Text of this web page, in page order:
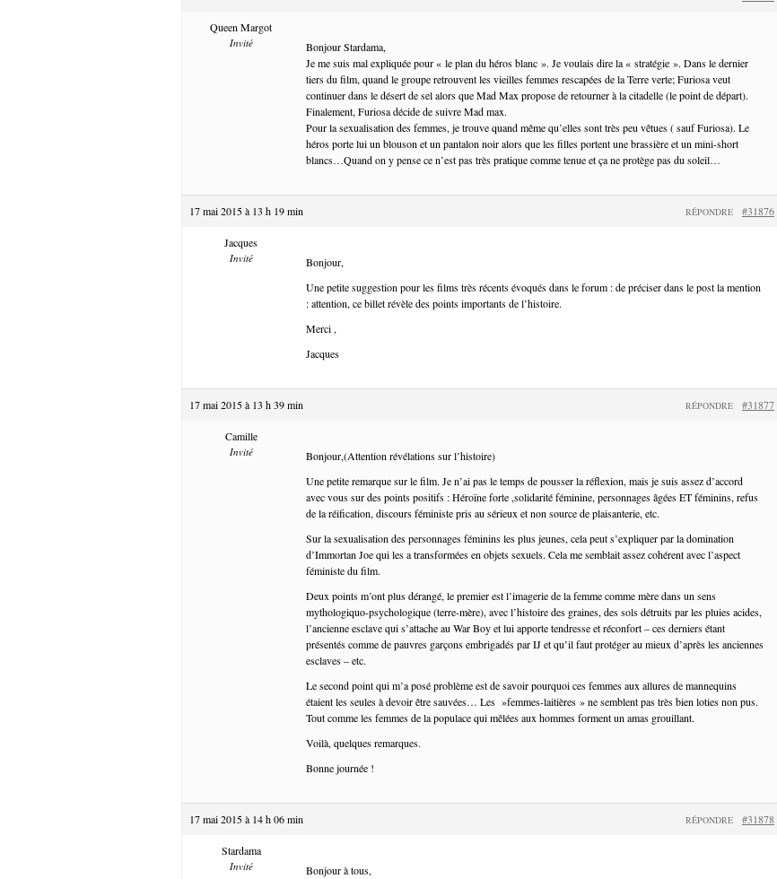
Queen Margot
Invité
Bonjour Stardama,
Je me suis mal expliquée pour « le plan du héros blanc ». Je voulais dire la « stratégie ». Dans le dernier
tiers du film, quand le groupe retrouvent les vieilles femmes rescapées de la Terre verte; Furiosa veut
continuer dans le désert de sel alors que Mad Max propose de retourner à la citadelle (le point de départ).
Finalement, Furiosa décide de suivre Mad max.
Pour la sexualisation des femmes, je trouve quand même qu’elles sont très peu vêtues ( sauf Furiosa). Le
héros porte lui un blouson et un pantalon noir alors que les filles portent une brassière et un mini-short
blancs…Quand on y pense ce n’est pas très pratique comme tenue et ça ne protège pas du soleil…
17 mai 2015 à 13 h 19 min #31876
RÉPONDRE
Jacques
Invité
Bonjour,
Une petite suggestion pour les films très récents évoqués dans le forum : de préciser dans le post la mention
: attention, ce billet révèle des points importants de l’histoire.
Merci ,
Jacques
17 mai 2015 à 13 h 39 min #31877
RÉPONDRE
Camille
Invité
Bonjour,(Attention révélations sur l’histoire)
Une petite remarque sur le film. Je n’ai pas le temps de pousser la réflexion, mais je suis assez d’accord
avec vous sur des points positifs : Héroïne forte ,solidarité féminine, personnages âgées ET féminins, refus
de la réification, discours féministe pris au sérieux et non source de plaisanterie, etc.
Sur la sexualisation des personnages féminins les plus jeunes, cela peut s’expliquer par la domination
d’Immortan Joe qui les a transformées en objets sexuels. Cela me semblait assez cohérent avec l’aspect
féministe du film.
Deux points m’ont plus dérangé, le premier est l’imagerie de la femme comme mère dans un sens
mythologiquo-psychologique (terre-mère), avec l’histoire des graines, des sols détruits par les pluies acides,
l’ancienne esclave qui s’attache au War Boy et lui apporte tendresse et réconfort – ces derniers étant
présentés comme de pauvres garçons embrigadés par IJ et qu’il faut protéger au mieux d’après les anciennes
esclaves – etc.
Le second point qui m’a posé problème est de savoir pourquoi ces femmes aux allures de mannequins
étaient les seules à devoir être sauvées… Les »femmes-laitières » ne semblent pas très bien loties non pus.
Tout comme les femmes de la populace qui mêlées aux hommes forment un amas grouillant.
Voilà, quelques remarques.
Bonne journée !
17 mai 2015 à 14 h 06 min #31878
RÉPONDRE
Stardama
Invité
Bonjour à tous,